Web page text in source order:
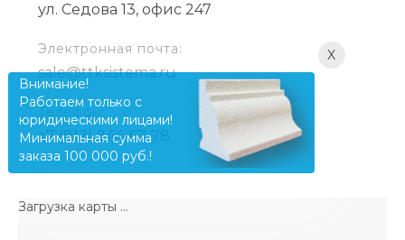
ул. Седова 13, офис 247
Электронная почта:
sale@ttksistema.ru
Телефон:
+7 (812) 244-67-78
Загрузка карты ...
X
Внимание!
Работаем только с
юридическими лицами!
Минимальная сумма
заказа 100 000 руб.!